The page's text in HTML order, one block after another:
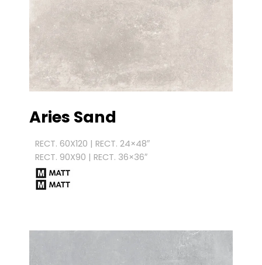
Aries Sand
RECT. 60X120 | RECT. 24×48″
RECT. 90X90 | RECT. 36×36″